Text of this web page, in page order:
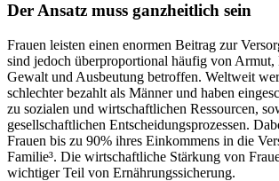
Der Ansatz muss ganzheitlich sein
Frauen leisten einen enormen Beitrag zur
sind jedoch überproportional häufig von
Gewalt und Ausbeutung betroffen. Weltweit
schlechter bezahlt als Männer und haben
zu sozialen und wirtschaftlichen Ressourcen,
gesellschaftlichen Entscheidungsprozessen.
Frauen bis zu 90% ihres Einkommens in die
Familie³. Die wirtschaftliche Stärkung von
wichtiger Teil von Ernährungssicherung.